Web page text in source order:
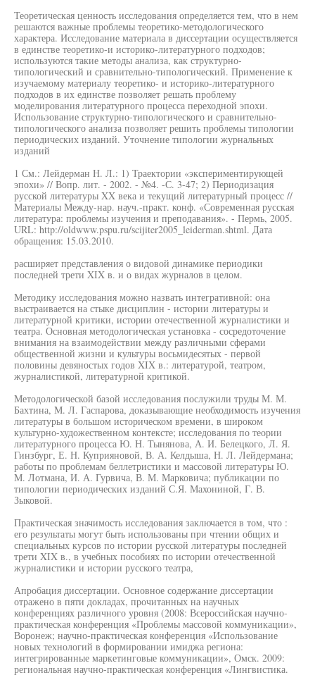
Теоретическая ценность исследования определяется тем, что в нем
решаются важные проблемы теоретико-методологического
характера. Исследование материала в диссертации осуществляется
в единстве теоретико-и историко-литературного подходов;
используются такие методы анализа, как структурно-
типологический и сравнительно-типологический. Применение к
изучаемому материалу теоретико- и историко-литературного
подходов в их единстве позволяет решать проблему
моделирования литературного процесса переходной эпохи.
Использование структурно-типологического и сравнительно-
типологического анализа позволяет решить проблемы типологии
периодических изданий. Уточнение типологии журнальных
изданий
1 См.: Лейдерман Н. Л.: 1) Траектории «экспериментирующей
эпохи» // Вопр. лит. - 2002. - №4. -С. 3-47; 2) Периодизация
русской литературы XX века и текущий литературный процесс //
Материалы Между-нар. науч.-практ. конф. «Современная русская
литература: проблемы изучения и преподавания». - Пермь, 2005.
URL: http://oldwww.pspu.ru/scijiter2005_leiderman.shtml. Дата
обращения: 15.03.2010.
расширяет представления о видовой динамике периодики
последней трети XIX в. и о видах журналов в целом.
Методику исследования можно назвать интегративной: она
выстраивается на стыке дисциплин - истории литературы и
литературной критики, истории отечественной журналистики и
театра. Основная методологическая установка - сосредоточение
внимания на взаимодействии между различными сферами
общественной жизни и культуры восьмидесятых - первой
половины девяностых годов XIX в.: литературой, театром,
журналистикой, литературной критикой.
Методологической базой исследования послужили труды М. М.
Бахтина, М. Л. Гаспарова, доказывающие необходимость изучения
литературы в большом историческом времени, в широком
культурно-художественном контексте; исследования по теории
литературного процесса Ю. Н. Тынянова, А. И. Белецкого, Л. Я.
Гинзбург, Е. Н. Куприяновой, В. А. Келдыша, Н. Л. Лейдермана;
работы по проблемам беллетристики и массовой литературы Ю.
М. Лотмана, И. А. Гурвича, В. М. Марковича; публикации по
типологии периодических изданий С.Я. Махониной, Г. В.
Зыковой.
Практическая значимость исследования заключается в том, что :
его результаты могут быть использованы при чтении общих и
специальных курсов по истории русской литературы последней
трети XIX в., в учебных пособиях по истории отечественной
журналистики и истории русского театра,
Апробация диссертации. Основное содержание диссертации
отражено в пяти докладах, прочитанных на научных
конференциях различного уровня (2008: Всероссийская научно-
практическая конференция «Проблемы массовой коммуникации»,
Воронеж; научно-практическая конференция «Использование
новых технологий в формировании имиджа региона:
интегрированные маркетинговые коммуникации», Омск. 2009:
региональная научно-практическая конференция «Лингвистика.